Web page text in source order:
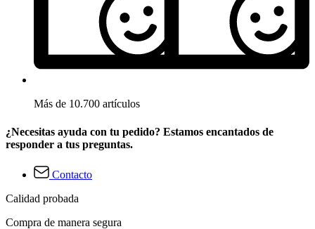
Más de 10.700 artículos
¿Necesitas ayuda con tu pedido? Estamos encantados de
responder a tus preguntas.
Contacto
Calidad probada
Compra de manera segura